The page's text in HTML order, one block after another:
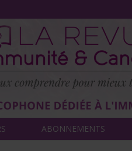
ABONNEMENTS